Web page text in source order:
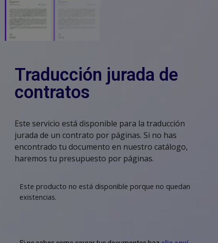
Traducción jurada de
contratos
Este servicio está disponible para la traducción
jurada de un contrato por páginas. Si no has
encontrado tu documento en nuestro catálogo,
haremos tu presupuesto por páginas.
Este producto no está disponible porque no quedan
existencias.